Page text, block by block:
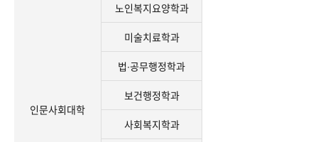
인문사회대학
노인복지요양학과
미술치료학과
법∙공무행정학과
보건행정학과
사회복지학과